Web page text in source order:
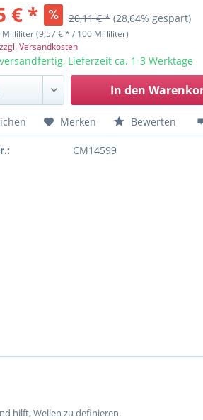
€ * 20,11 € * (28,64% gespart)
Milliliter (9,57 € * / 100 Milliliter)
zzgl. Versandkosten
Lieferzeit ca. 1-3 Werktage
In den
Merken Bewerten
CM14599
hilft, Wellen zu definieren.